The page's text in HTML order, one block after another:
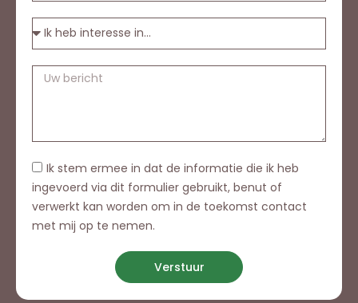
Ik stem ermee in dat de informatie die ik heb
ingevoerd via dit formulier gebruikt, benut of
verwerkt kan worden om in de toekomst contact
met mij op te nemen.
Verstuur